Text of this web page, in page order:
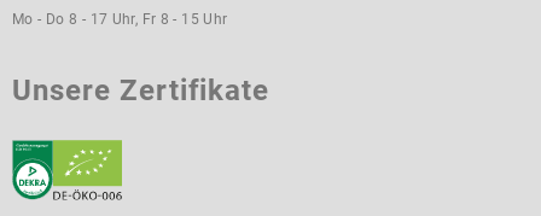
Mo - Do 8 - 17 Uhr, Fr 8 - 15 Uhr
Unsere Zertifikate